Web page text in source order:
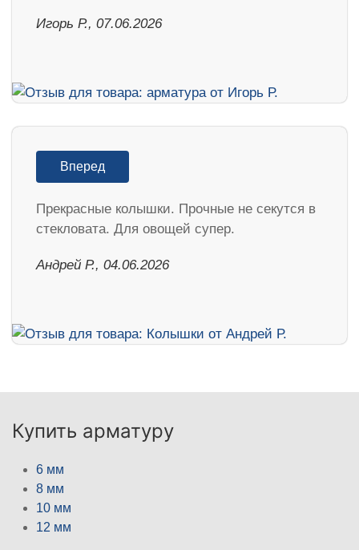
Игорь Р., 07.06.2026
Вперед
Прекрасные колышки. Прочные не секутся в
стекловата. Для овощей супер.
Андрей Р., 04.06.2026
Купить арматуру
6 мм
8 мм
10 мм
12 мм